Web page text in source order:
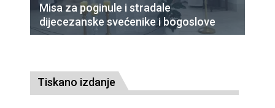
Misa za poginule i stradale
dijecezanske svećenike i bogoslove
Tiskano izdanje